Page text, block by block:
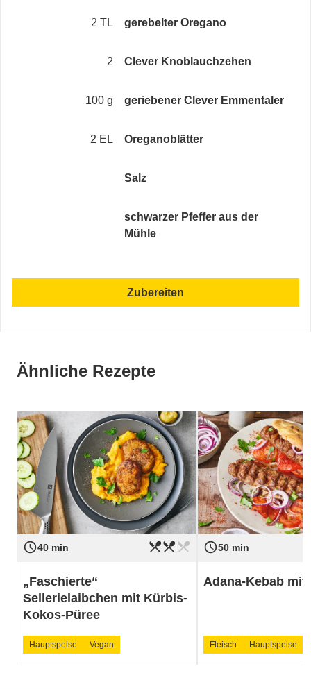
2 TL gerebelter Oregano
2 Clever Knoblauchzehen
100 g geriebener Clever Emmentaler
2 EL Oreganoblätter
Salz
schwarzer Pfeffer aus der
Mühle
Zubereiten
Ähnliche Rezepte
access_time40 min
Schwierigkeit mittel
restaurant_menurestaurant_menurestaurant_menu
„Faschierte“
Sellerielaibchen mit Kürbis-
Kokos-Püree
Hauptspeise Vegan
access_time50 min
Schwierigkeit
Adana-Kebab mit
Fleisch Hauptspeise